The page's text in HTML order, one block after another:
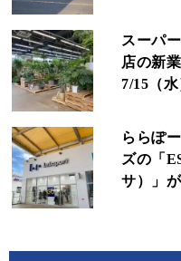
スーパ
店の新
7/15（
ららぽ
ズの「
サ）」